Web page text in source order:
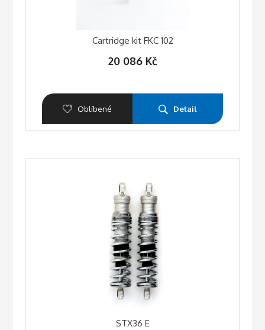
Cartridge kit FKC 102
20 086 Kč
Oblíbené Detail
STX36 E